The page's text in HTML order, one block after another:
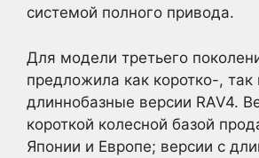
системой полного привода.
Для модели третьего
предложила как коротко-, так
длиннобазные версии RAV4.
короткой колесной базой
Японии и Европе; версии с